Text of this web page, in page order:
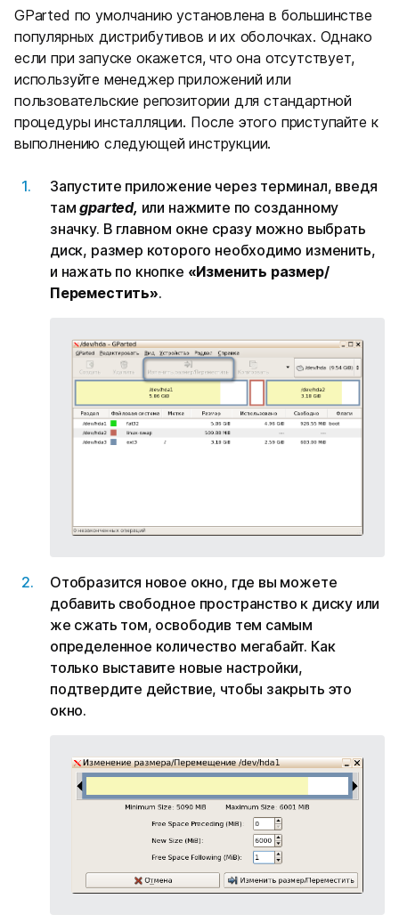
GParted по умолчанию установлена в большинстве
популярных дистрибутивов и их оболочках. Однако
если при запуске окажется, что она отсутствует,
используйте менеджер приложений или
пользовательские репозитории для стандартной
процедуры инсталляции. После этого приступайте к
выполнению следующей инструкции.
Запустите приложение через терминал, введя
тамgparted, или нажмите по созданному
значку. В главном окне сразу можно выбрать
диск, размер которого необходимо изменить,
и нажать по кнопке «Изменить размер/
Переместить».
Отобразится новое окно, где вы можете
добавить свободное пространство к диску или
же сжать том, освободив тем самым
определенное количество мегабайт. Как
только выставите новые настройки,
подтвердите действие, чтобы закрыть это
окно.